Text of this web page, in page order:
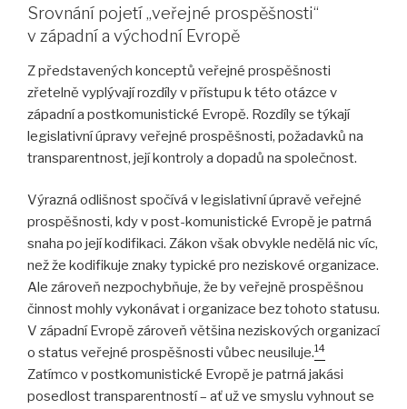
Srovnání pojetí „veřejné prospěšnosti“
v západní a východní Evropě
Z představených konceptů veřejné prospěšnosti
zřetelně vyplývají rozdíly v přístupu k této otázce v
západní a postkomunistické Evropě. Rozdíly se týkají
legislativní úpravy veřejné prospěšnosti, požadavků na
transparentnost, její kontroly a dopadů na společnost.
Výrazná odlišnost spočívá v legislativní úpravě veřejné
prospěšnosti, kdy v post-komunistické Evropě je patrná
snaha po její kodifikaci. Zákon však obvykle nedělá nic víc,
než že kodifikuje znaky typické pro neziskové organizace.
Ale zároveň nezpochybňuje, že by veřejně prospěšnou
činnost mohly vykonávat i organizace bez tohoto statusu.
V západní Evropě zároveň většina neziskových organizací
o status veřejné prospěšnosti vůbec neusiluje.14
Zatímco v postkomunistické Evropě je patrná jakási
posedlost transparentností – ať už ve smyslu vyhnout se